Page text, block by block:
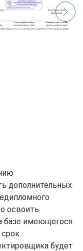
дополнительных
освоить
базе имеющегося
будет